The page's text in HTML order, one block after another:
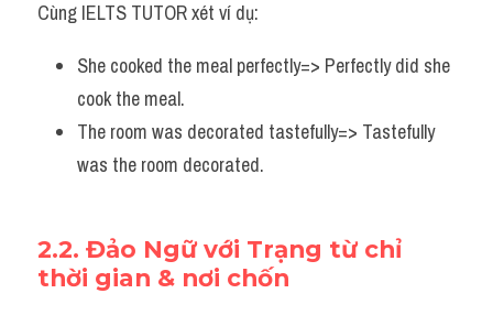
Cùng IELTS TUTOR xét ví dụ:
She cooked the meal perfectly=> Perfectly did she
cook the meal.
The room was decorated tastefully=> Tastefully
was the room decorated.
2.2. Đảo Ngữ với Trạng từ chỉ
thời gian & nơi chốn